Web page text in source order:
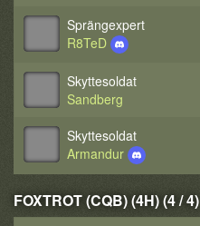
Sprängexpert
R8TeD
Skyttesoldat
Sandberg
Skyttesoldat
Armandur
FOXTROT (CQB) (4H) (4 / 4)